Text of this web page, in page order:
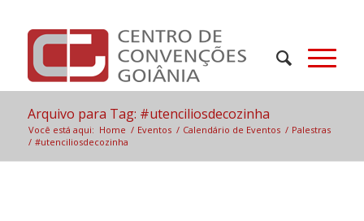
Arquivo para Tag: #utenciliosdecozinha
Você está aqui: Home / Eventos / Calendário de Eventos / Palestras
/ #utenciliosdecozinha